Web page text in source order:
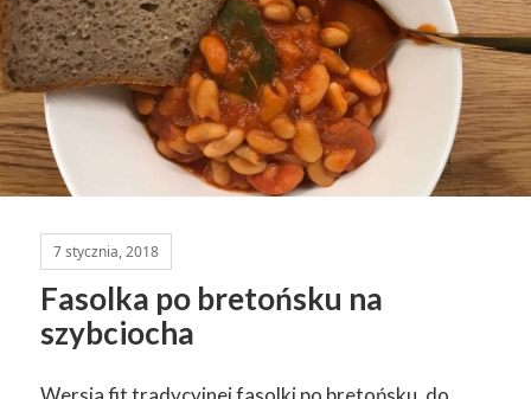
7 stycznia, 2018
Fasolka po bretońsku na
szybciocha